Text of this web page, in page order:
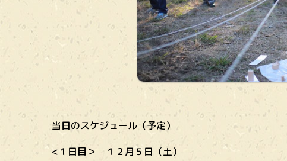
当日のスケジュール（予定）
<１日目＞ １２月５日（土）